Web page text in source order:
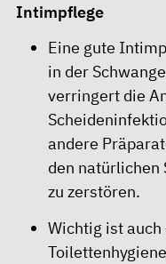
Intimpflege
Eine gute
in der
verringert die
andere
den natürlichen
zu zerstören.
Wichtig ist